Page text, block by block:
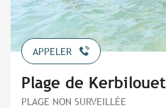
APPELER
Plage de Kerbilouet
PLAGE NON SURVEILLÉE